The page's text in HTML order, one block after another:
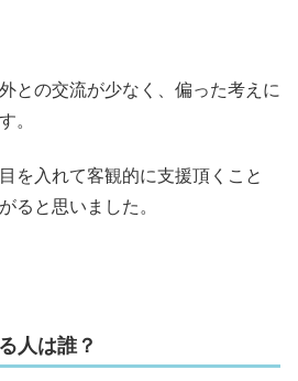
との交流が少なく、偏った考えに
。
を入れて客観的に支援頂くこと
ると思いました。
人は誰？